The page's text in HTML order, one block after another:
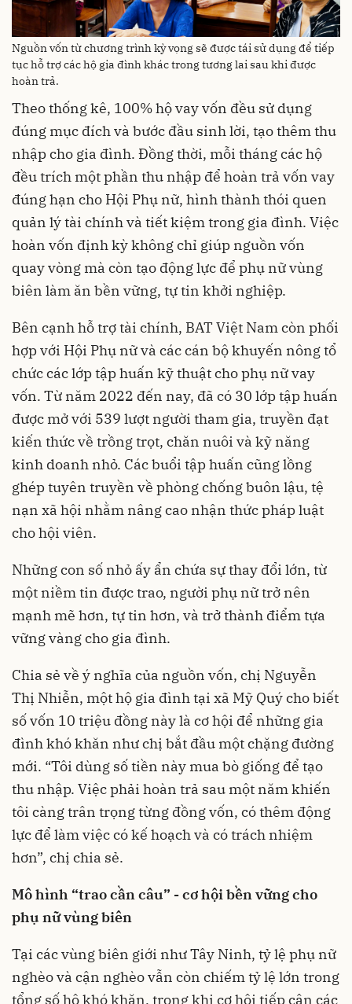
Nguồn vốn từ chương trình kỳ vọng sẽ được tái sử dụng để tiếp
tục hỗ trợ các hộ gia đình khác trong tương lai sau khi được
hoàn trả.
Theo thống kê, 100% hộ vay vốn đều sử dụng
đúng mục đích và bước đầu sinh lời, tạo thêm thu
nhập cho gia đình. Đồng thời, mỗi tháng các hộ
đều trích một phần thu nhập để hoàn trả vốn vay
đúng hạn cho Hội Phụ nữ, hình thành thói quen
quản lý tài chính và tiết kiệm trong gia đình. Việc
hoàn vốn định kỳ không chỉ giúp nguồn vốn
quay vòng mà còn tạo động lực để phụ nữ vùng
biên làm ăn bền vững, tự tin khởi nghiệp.
Bên cạnh hỗ trợ tài chính, BAT Việt Nam còn phối
hợp với Hội Phụ nữ và các cán bộ khuyến nông tổ
chức các lớp tập huấn kỹ thuật cho phụ nữ vay
vốn. Từ năm 2022 đến nay, đã có 30 lớp tập huấn
được mở với 539 lượt người tham gia, truyền đạt
kiến thức về trồng trọt, chăn nuôi và kỹ năng
kinh doanh nhỏ. Các buổi tập huấn cũng lồng
ghép tuyên truyền về phòng chống buôn lậu, tệ
nạn xã hội nhằm nâng cao nhận thức pháp luật
cho hội viên.
Những con số nhỏ ấy ẩn chứa sự thay đổi lớn, từ
một niềm tin được trao, người phụ nữ trở nên
mạnh mẽ hơn, tự tin hơn, và trở thành điểm tựa
vững vàng cho gia đình.
Chia sẻ về ý nghĩa của nguồn vốn, chị Nguyễn
Thị Nhiễn, một hộ gia đình tại xã Mỹ Quý cho biết
số vốn 10 triệu đồng này là cơ hội để những gia
đình khó khăn như chị bắt đầu một chặng đường
mới. “Tôi dùng số tiền này mua bò giống để tạo
thu nhập. Việc phải hoàn trả sau một năm khiến
tôi càng trân trọng từng đồng vốn, có thêm động
lực để làm việc có kế hoạch và có trách nhiệm
hơn”, chị chia sẻ.
Mô hình “trao cần câu” - cơ hội bền vững cho
phụ nữ vùng biên
Tại các vùng biên giới như Tây Ninh, tỷ lệ phụ nữ
nghèo và cận nghèo vẫn còn chiếm tỷ lệ lớn trong
tổng số hộ khó khăn, trong khi cơ hội tiếp cận các